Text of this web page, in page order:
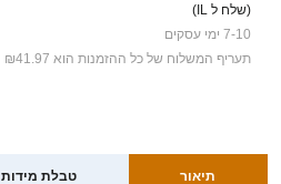
(שלח ל IL)
7-10 ימי עסקים
תעריף המשלוח של כל ההזמנות הוא ₪41.97
תיאור טבלת מידות